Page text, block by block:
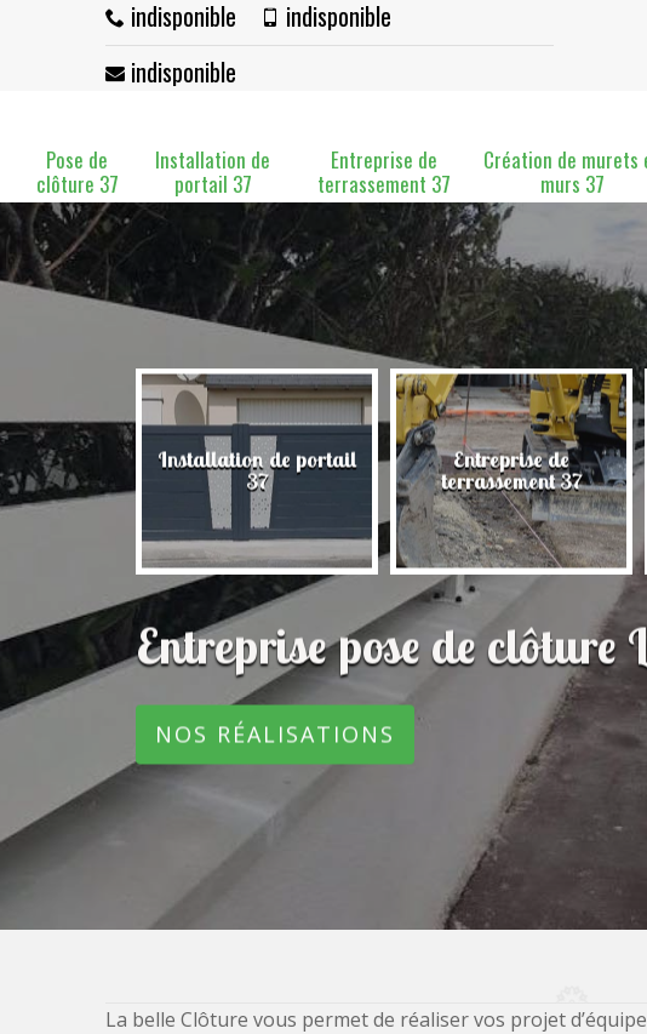
indisponible
indisponible
indisponible
Pose de
clôture 37
Installation de
portail 37
Entreprise de
terrassement 37
Création de murets
murs 37
37 Installation de portail
37
Entreprise de
terrassement 37
Entreprise pose de clôture
NOS RÉALISATIONS
La belle Clôture vous permet de réaliser vos projet